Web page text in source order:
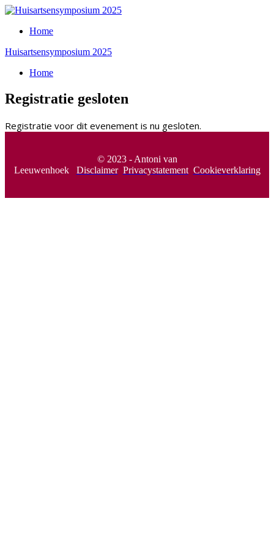
Home
Huisartsensymposium 2025
Home
Registratie gesloten
Registratie voor dit evenement is nu gesloten.
© 2023 - Antoni van
Leeuwenhoek Disclaimer Privacystatement Cookieverklaring